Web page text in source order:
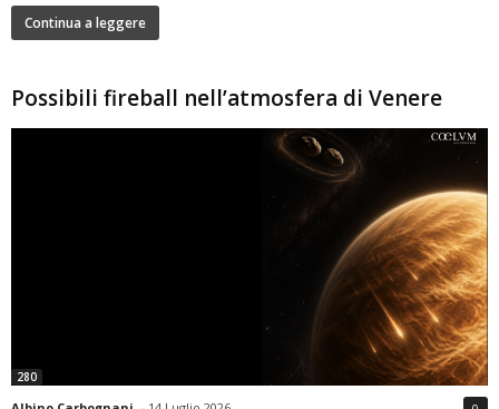
Continua a leggere
Possibili fireball nell’atmosfera di Venere
280